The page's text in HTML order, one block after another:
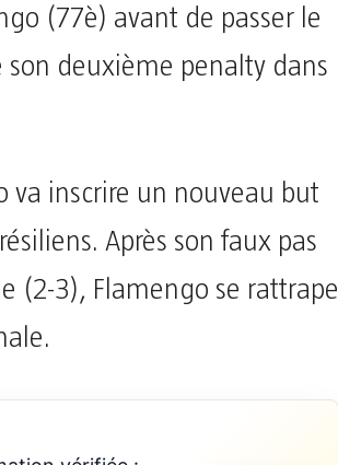
(77è) avant de passer le
son deuxième penalty dans
va inscrire un nouveau but
Après son faux pas
(2-3), Flamengo se rattrape